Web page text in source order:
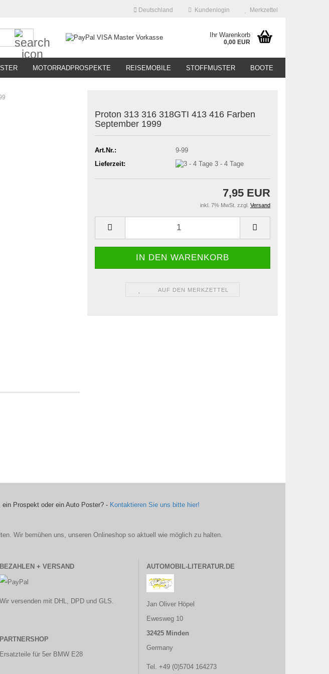
Deutschland Kundenlogin Merkzettel
Ihr Warenkorb
0,00 EUR
MOTORRADPROSPEKTE REISEMOBILE STOFFMUSTER BOOTE
Proton 313 316 318GTI 413 416 Farben
September 1999
Art.Nr.:
9-99
Lieferzeit:
3 - 4 Tage
7,95 EUR
inkl. 7% MwSt. zzgl. Versand
AUF DEN MERKZETTEL
Prospekt oder ein Auto Poster? - Kontaktieren Sie uns bitte hier!
Wir bemühen uns, unseren Onlineshop so aktuell wie möglich zu halten.
BEZAHLEN + VERSAND
Wir versenden mit DHL, DPD und GLS.
PARTNERSHOP
Ersatzteile für 5er BMW E28
AUTOMOBIL-LITERATUR.DE
Jan Oliver Höpel
Ewesweg 10
32425 Minden
Germany
Tel. +49 (0)5704 164273